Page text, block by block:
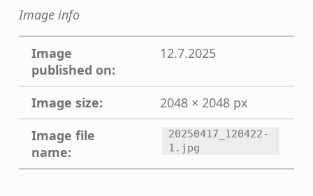
Image info
Image
published on:
12.7.2025
Image size:
2048 × 2048 px
Image file
name:
20250417_120422-
1.jpg